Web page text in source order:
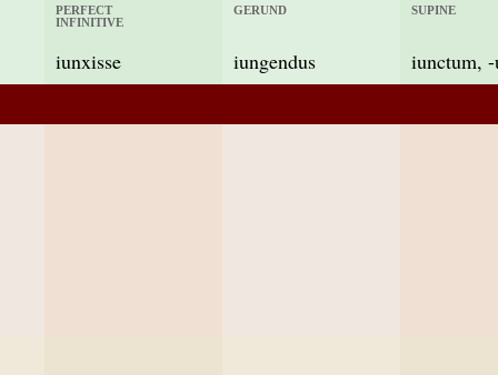
PERFECT
INFINITIVE
iunxisse
GERUND
iungendus
SUPINE
iunctum,